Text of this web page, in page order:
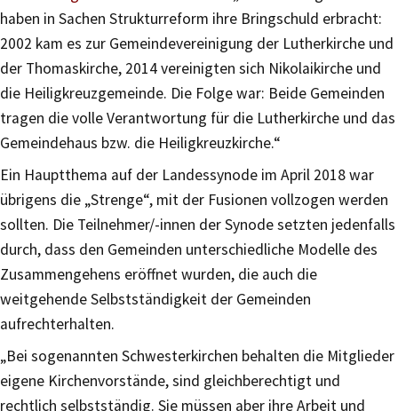
haben in Sachen Strukturreform ihre Bringschuld erbracht:
2002 kam es zur Gemeindevereinigung der Lutherkirche und
der Thomaskirche, 2014 vereinigten sich Nikolaikirche und
die Heiligkreuzgemeinde. Die Folge war: Beide Gemeinden
tragen die volle Verantwortung für die Lutherkirche und das
Gemeindehaus bzw. die Heiligkreuzkirche.“
Ein Hauptthema auf der Landessynode im April 2018 war
übrigens die „Strenge“, mit der Fusionen vollzogen werden
sollten. Die Teilnehmer/-innen der Synode setzten jedenfalls
durch, dass den Gemeinden unterschiedliche Modelle des
Zusammengehens eröffnet wurden, die auch die
weitgehende Selbstständigkeit der Gemeinden
aufrechterhalten.
„Bei sogenannten Schwesterkirchen behalten die Mitglieder
eigene Kirchenvorstände, sind gleichberechtigt und
rechtlich selbstständig. Sie müssen aber ihre Arbeit und